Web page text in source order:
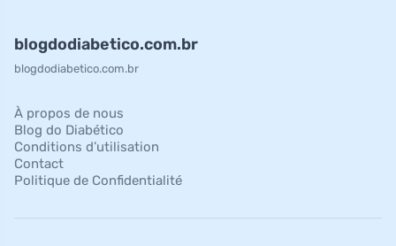
blogdodiabetico.com.br
blogdodiabetico.com.br
À propos de nous
Blog do Diabético
Conditions d’utilisation
Contact
Politique de Confidentialité